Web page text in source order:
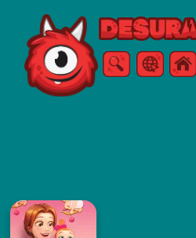
Free Online Games
ZoekenMenu